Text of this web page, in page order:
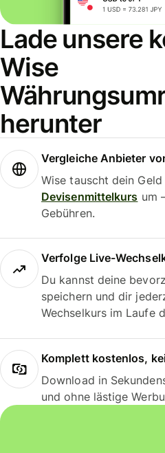
Lade unsere
Wise
herunter
Vergleiche Anbieter
Wise tauscht dein
Devisenmittelkurs um
Gebühren.
Verfolge Live-
Du kannst deine
speichern und dir
Wechselkurs im Laufe
Komplett kostenlos,
Download in
und ohne lästige